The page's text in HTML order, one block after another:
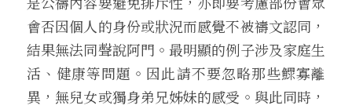
會否因個人的身份或狀況而感覺不被禱文認同，
結果無法同聲說阿門。最明顯的例子涉及家庭生
活、健康等問題。因此請不要忽略那些鰥寡離
異，無兒女或獨身弟兄姊妹的感受。與此同時，